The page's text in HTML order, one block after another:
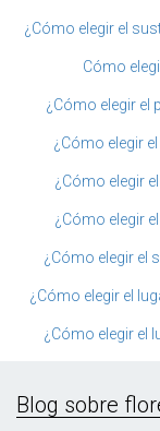
¿Cómo elegir el
Cómo
¿Cómo elegir el
¿Cómo elegir
¿Cómo elegir
¿Cómo elegir
¿Cómo elegir el
¿Cómo elegir el
¿Cómo elegir el
Blog sobre